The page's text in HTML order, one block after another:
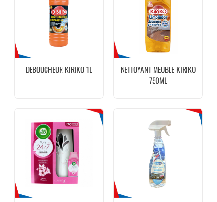
DEBOUCHEUR KIRIKO 1L
NETTOYANT MEUBLE KIRIKO
750ML